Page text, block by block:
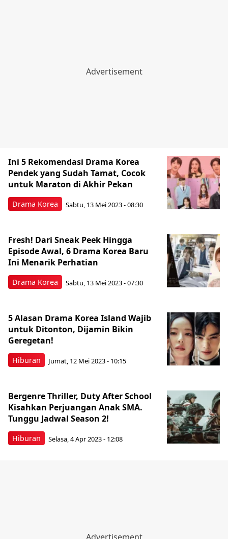
Drama Korea
Ini 5 Rekomendasi Drama Korea
Pendek yang Sudah Tamat, Cocok
untuk Maraton di Akhir Pekan
Sabtu, 13 Mei 2023 - 08:30
Drama Korea
Fresh! Dari Sneak Peek Hingga
Episode Awal, 6 Drama Korea Baru
Ini Menarik Perhatian
Sabtu, 13 Mei 2023 - 07:30
Hiburan
5 Alasan Drama Korea Island Wajib
untuk Ditonton, Dijamin Bikin
Geregetan!
Jumat, 12 Mei 2023 - 10:15
Hiburan
Bergenre Thriller, Duty After School
Kisahkan Perjuangan Anak SMA.
Tunggu Jadwal Season 2!
Selasa, 4 Apr 2023 - 12:08